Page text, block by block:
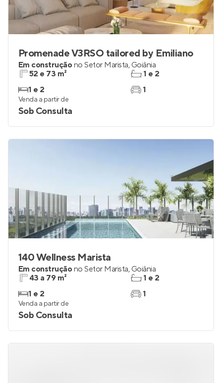
Promenade V3RSO tailored by Emiliano
Em construçãono Setor Marista, Goiânia
52 e 73 m²
1 e 2
1 e 2
1
Venda a partir de
Sob Consulta
140 Wellness Marista
Em construçãono Setor Marista, Goiânia
43 a 79 m²
1 e 2
1 e 2
1
Venda a partir de
Sob Consulta